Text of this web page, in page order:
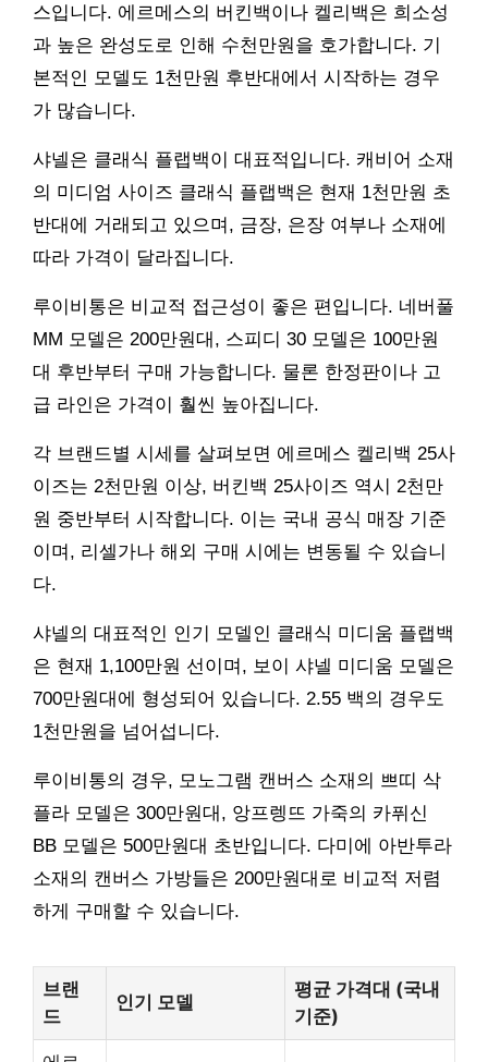
스입니다. 에르메스의 버킨백이나 켈리백은 희소성
과 높은 완성도로 인해 수천만원을 호가합니다. 기
본적인 모델도 1천만원 후반대에서 시작하는 경우
가 많습니다.
샤넬은 클래식 플랩백이 대표적입니다. 캐비어 소재
의 미디엄 사이즈 클래식 플랩백은 현재 1천만원 초
반대에 거래되고 있으며, 금장, 은장 여부나 소재에
따라 가격이 달라집니다.
루이비통은 비교적 접근성이 좋은 편입니다. 네버풀
MM 모델은 200만원대, 스피디 30 모델은 100만원
대 후반부터 구매 가능합니다. 물론 한정판이나 고
급 라인은 가격이 훨씬 높아집니다.
각 브랜드별 시세를 살펴보면 에르메스 켈리백 25사
이즈는 2천만원 이상, 버킨백 25사이즈 역시 2천만
원 중반부터 시작합니다. 이는 국내 공식 매장 기준
이며, 리셀가나 해외 구매 시에는 변동될 수 있습니
다.
샤넬의 대표적인 인기 모델인 클래식 미디움 플랩백
은 현재 1,100만원 선이며, 보이 샤넬 미디움 모델은
700만원대에 형성되어 있습니다. 2.55 백의 경우도
1천만원을 넘어섭니다.
루이비통의 경우, 모노그램 캔버스 소재의 쁘띠 삭
플라 모델은 300만원대, 앙프렝뜨 가죽의 카퓌신
BB 모델은 500만원대 초반입니다. 다미에 아반투라
소재의 캔버스 가방들은 200만원대로 비교적 저렴
하게 구매할 수 있습니다.
브랜
드
인기 모델
평균 가격대 (국내
기준)